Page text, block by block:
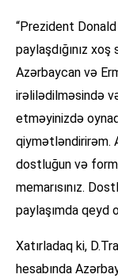
“Prezident Donald
paylaşdığınız
Azərbaycan və
irəlilədilməsində
etməyinizdə
qiymətləndirirəm.
dostluğun və
memarısınız.
paylaşımda qeyd
Xatırladaq ki,
hesabında